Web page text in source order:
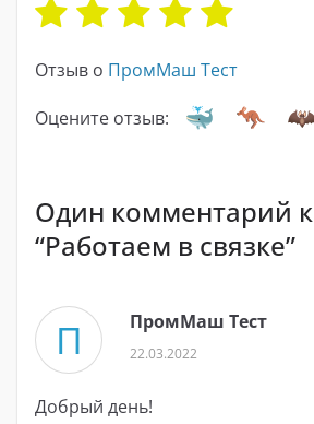
Отзыв о ПромМаш Тест
Оцените отзыв:
Один комментарий к
“Работаем в связке”
П ПромМаш Тест
22.03.2022
Добрый день!